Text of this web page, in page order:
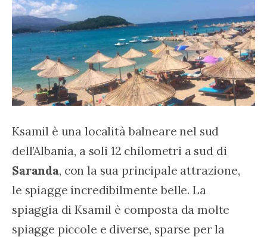
Ksamil è una località balneare nel sud
dell’Albania, a soli 12 chilometri a sud di
Saranda, con la sua principale attrazione,
le spiagge incredibilmente belle. La
spiaggia di Ksamil è composta da molte
spiagge piccole e diverse, sparse per la